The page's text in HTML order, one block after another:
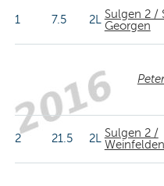
1 7.5 2LSulgen 2 /
Georgen
2 21.5 2LSulgen 2 /
Weinfelden